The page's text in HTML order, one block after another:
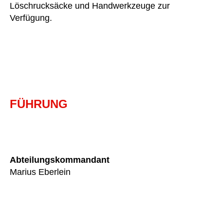
Löschrucksäcke und Handwerkzeuge zur
Verfügung.
FÜHRUNG
Abteilungskommandant
Marius Eberlein